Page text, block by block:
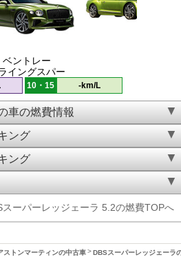
ベントレー
イングスパー
10・15 -km/L
車の燃費情報
ング
ング
ーパーレッジェーラ 5.2の燃費TOPへ
ストンマーティンの中古車 DBSスーパーレッジェーラ